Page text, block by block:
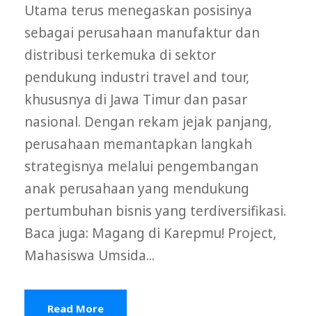
Utama terus menegaskan posisinya
sebagai perusahaan manufaktur dan
distribusi terkemuka di sektor
pendukung industri travel and tour,
khususnya di Jawa Timur dan pasar
nasional. Dengan rekam jejak panjang,
perusahaan memantapkan langkah
strategisnya melalui pengembangan
anak perusahaan yang mendukung
pertumbuhan bisnis yang terdiversifikasi.
Baca juga: Magang di Karepmu! Project,
Mahasiswa Umsida...
Read More